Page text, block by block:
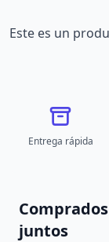
Este es un
Entrega rápida
juntos